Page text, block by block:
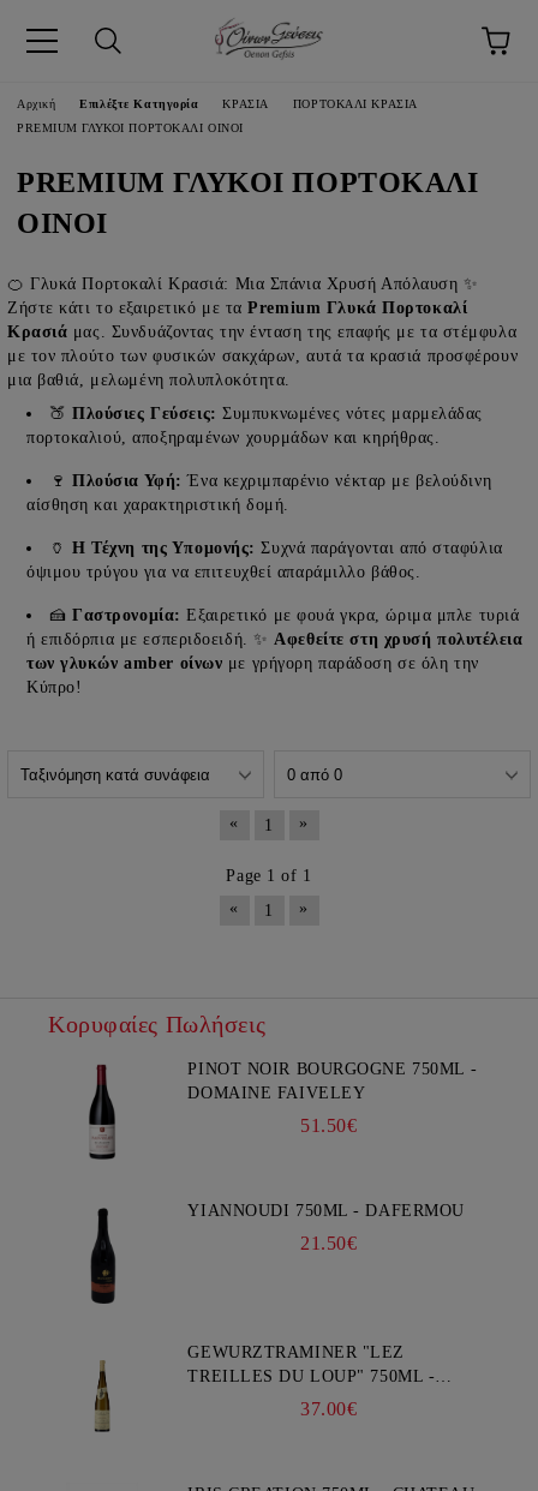
Αρχική Επιλέξτε Κατηγορία ΚΡΑΣΙΑ
ΠΟΡΤΟΚΑΛΙ ΚΡΑΣΙΑ
PREMIUM ΓΛΥΚΟΙ ΠΟΡΤΟΚΑΛΙ ΟΙΝΟΙ
PREMIUM ΓΛΥΚΟΙ ΠΟΡΤΟΚΑΛΙ
ΟΙΝΟΙ
🍊 Γλυκά Πορτοκαλί Κρασιά: Μια Σπάνια Χρυσή Απόλαυση ✨
Ζήστε κάτι το εξαιρετικό με ταPremium Γλυκά Πορτοκαλί
Κρασιά μας. Συνδυάζοντας την ένταση της επαφής με τα στέμφυλα
με τον πλούτο των φυσικών σακχάρων, αυτά τα κρασιά προσφέρουν
μια βαθιά, μελωμένη πολυπλοκότητα.
🍑Πλούσιες Γεύσεις: Συμπυκνωμένες νότες μαρμελάδας
πορτοκαλιού, αποξηραμένων χουρμάδων και κηρήθρας.
🍷Πλούσια Υφή: Ένα κεχριμπαρένιο νέκταρ με βελούδινη
αίσθηση και χαρακτηριστική δομή.
🏺Η Τέχνη της Υπομονής: Συχνά παράγονται από σταφύλια
όψιμου τρύγου για να επιτευχθεί απαράμιλλο βάθος.
🍰Γαστρονομία: Εξαιρετικό με φουά γκρα, ώριμα μπλε τυριά
ή επιδόρπια με εσπεριδοειδή. ✨Αφεθείτε στη χρυσή πολυτέλεια
των γλυκών amber οίνων με γρήγορη παράδοση σε όλη την
Κύπρο!
« 1 »
Page 1 of 1
«
1 »
Κορυφαίες Πωλήσεις
PINOT NOIR BOURGOGNE 750ML -
DOMAINE FAIVELEY
51.50€
YIANNOUDI 750ML - DAFERMOU
21.50€
GEWURZTRAMINER "LEZ
TREILLES DU LOUP" 750ML -
37.00€